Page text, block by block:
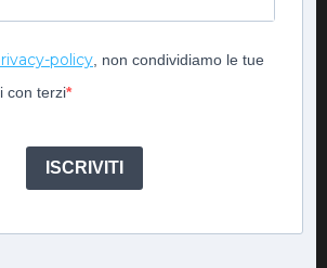
policy , non condividiamo le tue
con terzi
ISCRIVITI